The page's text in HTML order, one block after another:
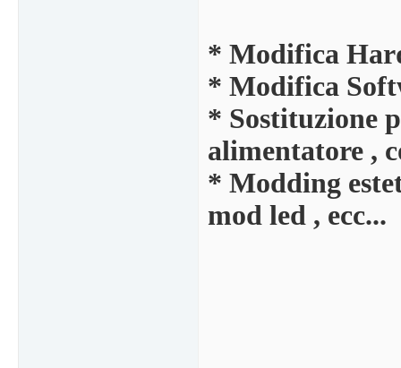
* Modifica
* Modifica
* Sostituzione
alimentatore ,
* Modding
mod led , ecc...